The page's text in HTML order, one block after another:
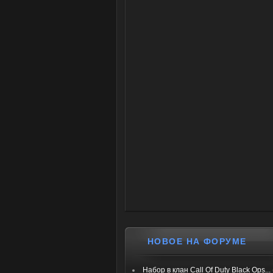
НОВОЕ НА ФОРУМЕ
Набор в клан Call Of Duty Black Ops...